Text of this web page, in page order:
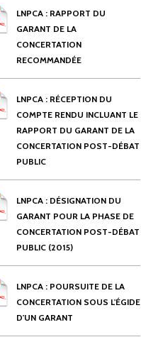
LNPCA : RAPPORT DU
GARANT DE LA
CONCERTATION
RECOMMANDÉE
LNPCA : RÉCEPTION DU
COMPTE RENDU INCLUANT LE
RAPPORT DU GARANT DE LA
CONCERTATION POST-DÉBAT
PUBLIC
LNPCA : DÉSIGNATION DU
GARANT POUR LA PHASE DE
CONCERTATION POST-DÉBAT
PUBLIC (2015)
LNPCA : POURSUITE DE LA
CONCERTATION SOUS L'ÉGIDE
D'UN GARANT